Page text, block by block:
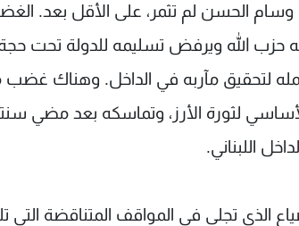
وسام الحسن لم تثمر، على الأقل بعد.
حزب الله ويرفض تسليمه للدولة تحت
لتحقيق مآربه في الداخل. وهناك
لثورة الأرز، وتماسكه بعد مضي
اللبناني.
الذي تجلى في المواقف المتناقضة التي